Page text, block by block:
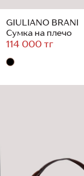
GIULIANO BRANI
Сумка на плечо
114 000 тг